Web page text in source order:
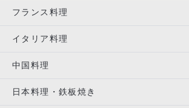
フランス料理
イタリア料理
中国料理
日本料理・鉄板焼き